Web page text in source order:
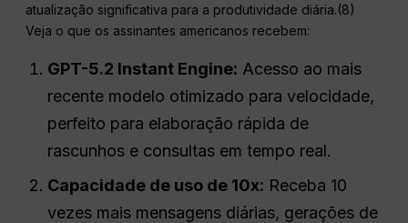
atualização significativa para a produtividade diária.(8)
Veja o que os assinantes americanos recebem:
GPT-5.2 Instant Engine: Acesso ao mais
recente modelo otimizado para velocidade,
perfeito para elaboração rápida de
rascunhos e consultas em tempo real.
Capacidade de uso de 10x: Receba 10
vezes mais mensagens diárias, gerações de